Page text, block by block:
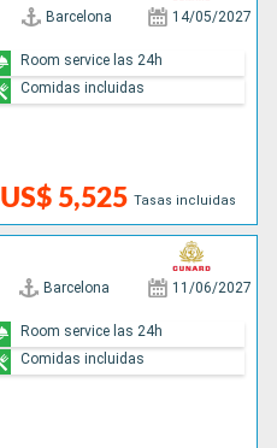
Barcelona 14/05/2027
US$ 5,525 Tasas incluidas
Room service las 24h
Comidas incluidas
Barcelona 11/06/2027
Room service las 24h
Comidas incluidas